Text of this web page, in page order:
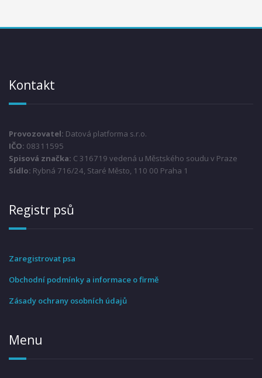
Kontakt
Provozovatel: Datová platforma s.r.o.
IČO: 08311595
Spisová značka: C 316719 vedená u Městského soudu v Praze
Sídlo: Rybná 716/24, Staré Město, 110 00 Praha 1
Registr psů
Zaregistrovat psa
Obchodní podmínky a informace o firmě
Zásady ochrany osobních údajů
Menu